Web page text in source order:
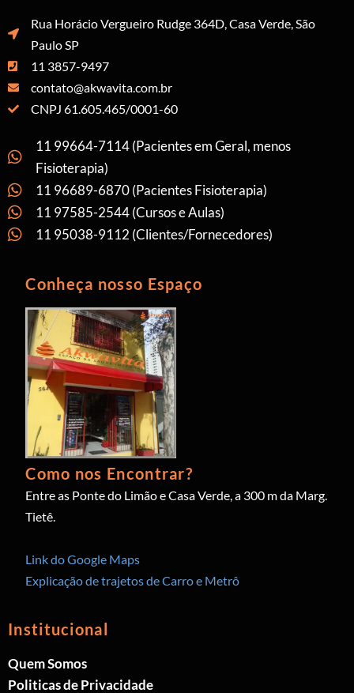
Rua Horácio Vergueiro Rudge 364D, Casa Verde, São
Paulo SP
11 3857-9497
contato@akwavita.com.br
CNPJ 61.605.465/0001-60
11 99664-7114 (Pacientes em Geral, menos
Fisioterapia)
11 96689-6870 (Pacientes Fisioterapia)
11 97585-2544 (Cursos e Aulas)
11 95038-9112 (Clientes/Fornecedores)
Conheça nosso Espaço
Como nos Encontrar?
Entre as Ponte do Limão e Casa Verde, a 300 m da Marg.
Tietê.
Link do Google Maps
Explicação de trajetos de Carro e Metrô
Institucional
Quem Somos
Politicas de Privacidade